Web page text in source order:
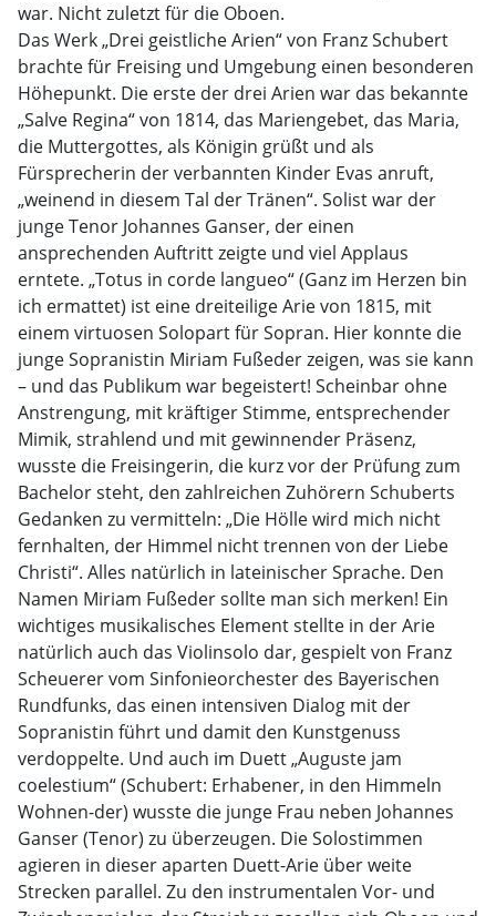
war. Nicht zuletzt für die Oboen.
Das Werk „Drei geistliche Arien“ von Franz Schubert
brachte für Freising und Umgebung einen besonderen
Höhepunkt. Die erste der drei Arien war das bekannte
„Salve Regina“ von 1814, das Mariengebet, das Maria,
die Muttergottes, als Königin grüßt und als
Fürsprecherin der verbannten Kinder Evas anruft,
„weinend in diesem Tal der Tränen“. Solist war der
junge Tenor Johannes Ganser, der einen
ansprechenden Auftritt zeigte und viel Applaus
erntete. „Totus in corde langueo“ (Ganz im Herzen bin
ich ermattet) ist eine dreiteilige Arie von 1815, mit
einem virtuosen Solopart für Sopran. Hier konnte die
junge Sopranistin Miriam Fußeder zeigen, was sie kann
– und das Publikum war begeistert! Scheinbar ohne
Anstrengung, mit kräftiger Stimme, entsprechender
Mimik, strahlend und mit gewinnender Präsenz,
wusste die Freisingerin, die kurz vor der Prüfung zum
Bachelor steht, den zahlreichen Zuhörern Schuberts
Gedanken zu vermitteln: „Die Hölle wird mich nicht
fernhalten, der Himmel nicht trennen von der Liebe
Christi“. Alles natürlich in lateinischer Sprache. Den
Namen Miriam Fußeder sollte man sich merken! Ein
wichtiges musikalisches Element stellte in der Arie
natürlich auch das Violinsolo dar, gespielt von Franz
Scheuerer vom Sinfonieorchester des Bayerischen
Rundfunks, das einen intensiven Dialog mit der
Sopranistin führt und damit den Kunstgenuss
verdoppelte. Und auch im Duett „Auguste jam
coelestium“ (Schubert: Erhabener, in den Himmeln
Wohnen-der) wusste die junge Frau neben Johannes
Ganser (Tenor) zu überzeugen. Die Solostimmen
agieren in dieser aparten Duett-Arie über weite
Strecken parallel. Zu den instrumentalen Vor- und